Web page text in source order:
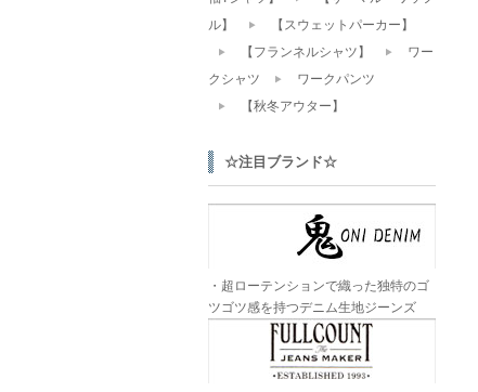
ル】
【スウェットパーカー】
【フランネルシャツ】
ワー
クシャツ
ワークパンツ
【秋冬アウター】
☆注目ブランド☆
・超ローテンションで織った独特のゴ
ツゴツ感を持つデニム生地ジーンズ